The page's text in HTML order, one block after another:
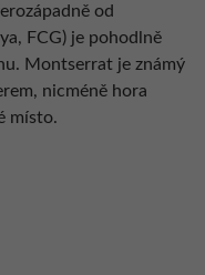
od
FCG) je pohodlně
Montserrat je známý
nicméně hora
místo.